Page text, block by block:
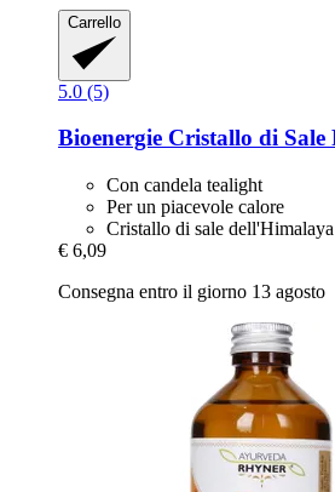
Carrello
5.0 (5)
Bioenergie Cristallo di Sale
Con candela tealight
Per un piacevole calore
Cristallo di sale dell'Himalaya
€ 6,09
Consegna entro il giorno 13 agosto